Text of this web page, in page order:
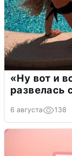
«Ну вот и
6 августа 138